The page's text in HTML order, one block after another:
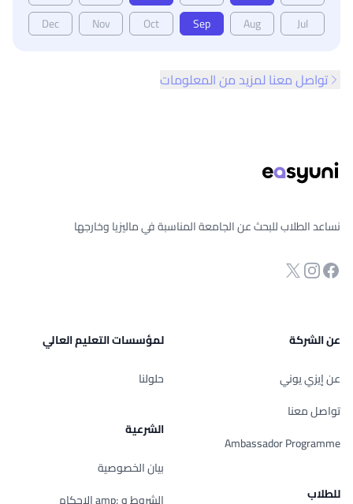
Jul
Aug
Sep
Oct
Nov
Dec
تواصل معنا لمزيد من المعلومات
نساعد الطلاب للبحث عن الجامعة المناسبة في ماليزيا وخارجها
صفحة الفيسبوك
انستجرام
Twitter
عن الشركة
عن إيزي يوني
تواصل معنا
Ambassador Programme
للطلاب
لمؤسسات التعليم العالي
حلولنا
الشرعية
بيان الخصوصية